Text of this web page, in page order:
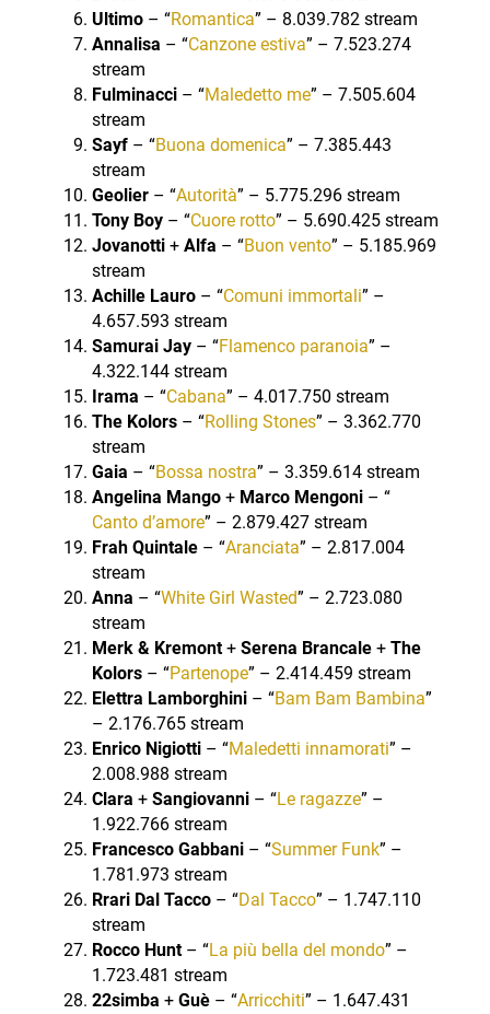
Ultimo– “Romantica” – 8.039.782 stream
Annalisa – “Canzone estiva” – 7.523.274
stream
Fulminacci– “Maledetto me” – 7.505.604
stream
Sayf– “Buona domenica” – 7.385.443
stream
Geolier – “Autorità” – 5.775.296 stream
Tony Boy– “Cuore rotto” – 5.690.425 stream
Jovanotti+ Alfa – “Buon vento” – 5.185.969
stream
Achille Lauro– “Comuni immortali” –
4.657.593 stream
Samurai Jay– “Flamenco paranoia” –
4.322.144 stream
Irama – “Cabana” – 4.017.750 stream
The Kolors – “Rolling Stones” – 3.362.770
stream
Gaia – “Bossa nostra” – 3.359.614 stream
Angelina Mango+ Marco Mengoni– “
Canto d’amore” – 2.879.427 stream
Frah Quintale– “Aranciata” – 2.817.004
stream
Anna – “White Girl Wasted” – 2.723.080
stream
Merk & Kremont+ Serena Brancale+ The
Kolors– “Partenope” – 2.414.459 stream
Elettra Lamborghini– “Bam Bam Bambina”
– 2.176.765 stream
Enrico Nigiotti – “Maledetti innamorati” –
2.008.988 stream
Clara + Sangiovanni– “Le ragazze” –
1.922.766 stream
Francesco Gabbani – “Summer Funk” –
1.781.973 stream
Rrari Dal Tacco– “Dal Tacco” – 1.747.110
stream
Rocco Hunt– “La più bella del mondo” –
1.723.481 stream
22simba + Guè– “Arricchiti” – 1.647.431